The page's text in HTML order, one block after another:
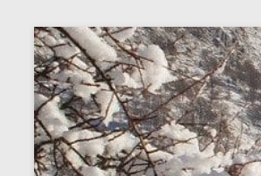
Aller
au
contenu